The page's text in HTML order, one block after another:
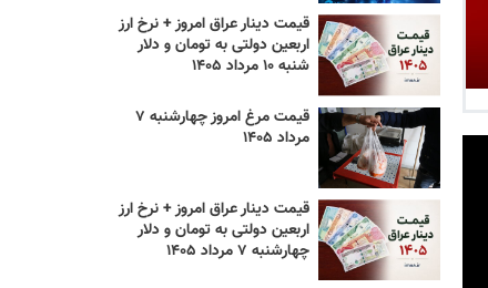
قیمت دینار عراق امروز + نرخ ارز
اربعین دولتی به تومان و دلار
شنبه ۱۰ مرداد ۱۴۰۵
قیمت مرغ امروز چهارشنبه ۷
مرداد ۱۴۰۵
قیمت دینار عراق امروز + نرخ ارز
اربعین دولتی به تومان و دلار
چهارشنبه ۷ مرداد ۱۴۰۵